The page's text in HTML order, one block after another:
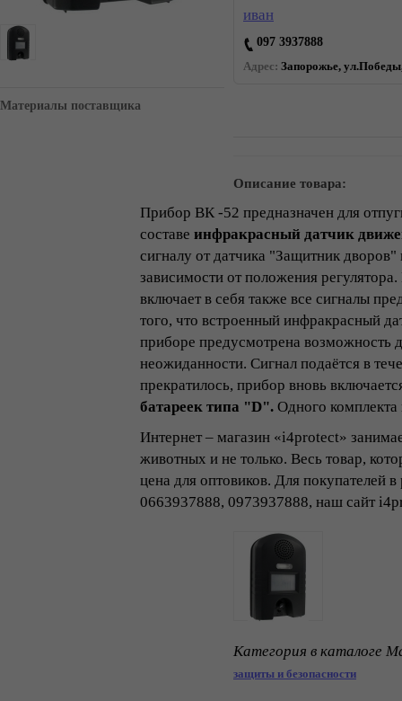
Материалы поставщика
иван
097 3937888
Адрес: Запорожье,
Описание товара:
Прибор ВК -52 предназначен для
составе инфракрасный датчик
сигналу от датчика "Защитник дворов"
зависимости от положения
включает в себя также все сигналы
того, что встроенный инфракрасный
приборе предусмотрена возможность
неожиданности. Сигнал подаётся в
прекратилось, прибор вновь
батареек типа "D". Одного комплекта
Интернет – магазин «i4protect»
животных и не только. Весь товар,
цена для оптовиков. Для покупателей
0663937888, 0973937888, наш сайт
Категория в каталоге
защиты и безопасности